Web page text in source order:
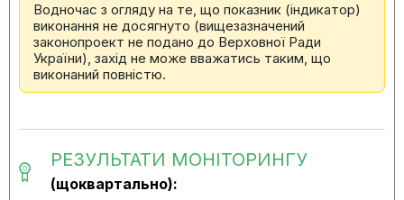
Водночас з огляду на те, що показник (індикатор)
виконання не досягнуто (вищезазначений
законопроект не подано до Верховної Ради
України), захід не може вважатись таким, що
виконаний повністю.
РЕЗУЛЬТАТИ МОНІТОРИНГУ
(щоквартально):